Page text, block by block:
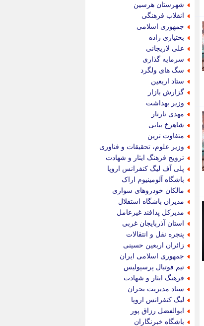
شهرستان هرسین
انقلاب فرهنگی
جمهوری اسلامی
بختیاری زاده
علی لاریجانی
سرمایه گذاری
سگ های ولگرد
ستاد اربعین
گزارش بازار
وزیر بهداشت
مهدی تارتار
شاهرخ بیانی
متفاوت ترین
وزیر علوم، تحقیقات و فناوری
ترویج فرهنگ ایثار و شهادت
پلی آف لیگ کنفرانس اروپا
باشگاه آلومینیوم اراک
مالکان خودروهای سواری
مدیران باشگاه استقلال
مدیرکل پدافند غیرعامل
استان آذربایجان غربی
پنجره نقل و انتقالات
زائران اربعین حسینی
جمهوری اسلامی ایران
تیم فوتبال پرسپولیس
فرهنگ ایثار و شهادت
ستاد مدیریت بحران
لیگ کنفرانس اروپا
ابوالفضل رزاق پور
باشگاه خبرنگاران